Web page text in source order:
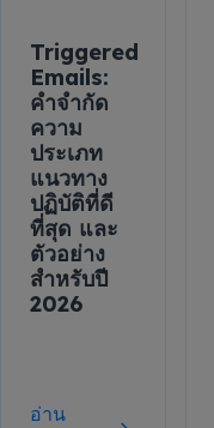
Triggered
Emails:
คำจำกัด
ความ
ประเภท
แนวทาง
ปฏิบัติที่ดี
ที่สุด และ
ตัวอย่าง
สำหรับปี
2026
อ่าน